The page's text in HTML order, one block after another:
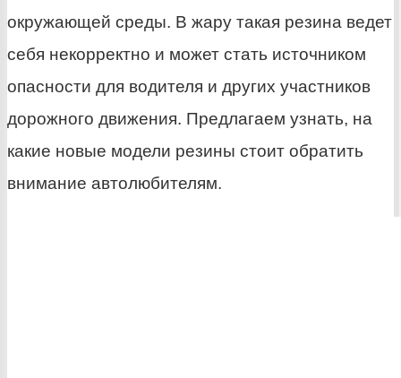
окружающей среды. В жару такая резина ведет
себя некорректно и может стать источником
опасности для водителя и других участников
дорожного движения. Предлагаем узнать, на
какие новые модели резины стоит обратить
внимание автолюбителям.